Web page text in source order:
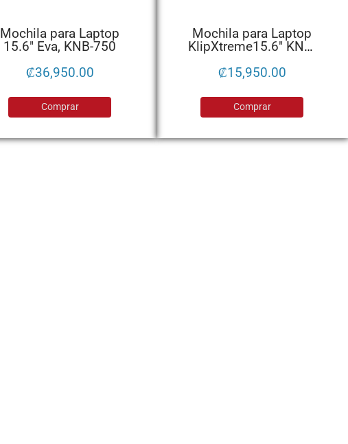
Mochila para Laptop
15.6″ Eva, KNB-750
₡36,950.00
Comprar
Mochila para Laptop
KlipXtreme15.6″ KNB-
₡15,950.00
Comprar